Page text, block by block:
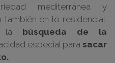
mediterránea y
en lo residencial.
la búsqueda de la
especial para sacar